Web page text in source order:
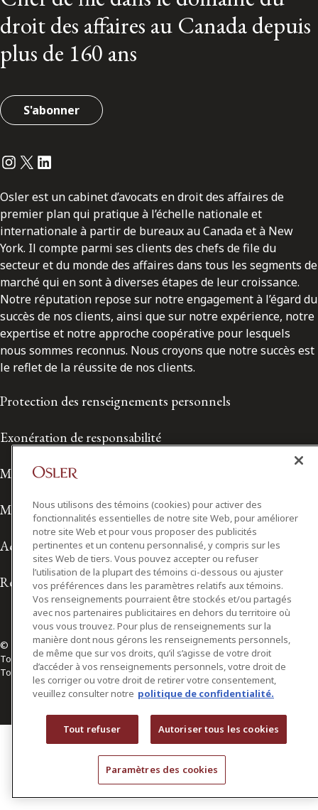
droit des affaires au Canada depuis
plus de 160 ans
S'abonner
Instagram
Twitter
LinkedIn
Osler est un cabinet d’avocats en droit des affaires de
premier plan qui pratique à l’échelle nationale et
internationale à partir de bureaux au Canada et à New
York. Il compte parmi ses clients des chefs de file du
secteur et du monde des affaires dans tous les segments de
marché qui en sont à diverses étapes de leur croissance.
Notre réputation repose sur notre engagement à l’égard du
succès de nos clients, ainsi que sur notre expérience, notre
expertise et notre approche coopérative pour lesquels
nous sommes reconnus. Nous croyons que notre succès est
le reflet de la réussite de nos clients.
Protection des renseignements personnels
Exonération de responsabilité
Modalités de prestation de services
Modalités d'utilisation
Accessibilité
Relations avec les médias
© 2026 Osler, Hoskin & Harcourt S.E.N.C.R.L./s.r.l.
Tous droits réservés
Toronto | Montréal | Calgary | Vancouver | Ottawa | New York
Nous utilisons des témoins (cookies) pour activer des
fonctionnalités essentielles de notre site Web, pour améliorer
notre site Web et pour vous proposer des publicités
pertinentes et un contenu personnalisé, y compris sur les
sites Web de tiers. Vous pouvez accepter ou refuser
l’utilisation de la plupart des témoins ci-dessous ou ajuster
vos préférences dans les paramètres relatifs aux témoins.
Vos renseignements pourraient être stockés et/ou partagés
avec nos partenaires publicitaires en dehors du territoire où
vous vous trouvez. Pour plus de renseignements sur la
manière dont nous gérons les renseignements personnels,
de même que sur vos droits, qu’il s’agisse de votre droit
d’accéder à vos renseignements personnels, votre droit de
les corriger ou votre droit de retirer votre consentement,
veuillez consulter notre politique de confidentialité.
Tout refuser Autoriser tous les cookies
Paramètres des cookies